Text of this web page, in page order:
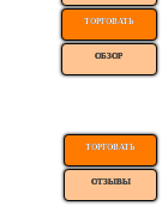
ТОРГОВАТЬ
ОБЗОР
ТОРГОВАТЬ
ОТЗЫВЫ